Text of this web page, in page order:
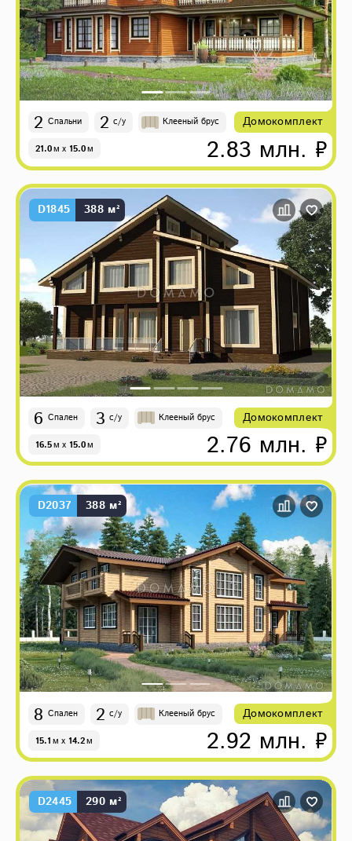
2 Спальни 2 с/у Клееный брус
21.0м x 15.0м
Домокомплект
2.83 млн. ₽
D1845 388 м²
6 Спален 3 с/у Клееный брус
16.5м x 15.0м
Домокомплект
2.76 млн. ₽
D2037 388 м²
8 Спален 2 с/у Клееный брус
15.1м x 14.2м
Домокомплект
2.92 млн. ₽
D2445 290 м²